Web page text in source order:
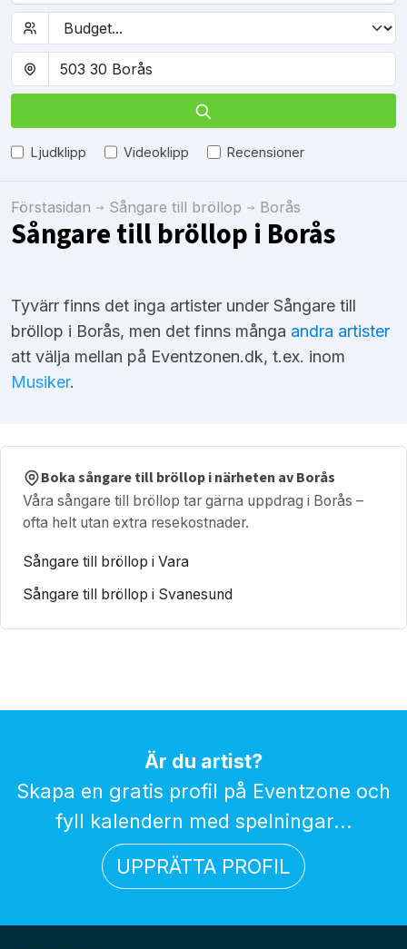
Ljudklipp Videoklipp Recensioner
Förstasidan Sångare till bröllop Borås
Sångare till bröllop i Borås
Tyvärr finns det inga artister under Sångare till
bröllop i Borås, men det finns många andra artister
att välja mellan på Eventzonen.dk, t.ex. inom
Musiker.
Boka sångare till bröllop i närheten av Borås
Våra sångare till bröllop tar gärna uppdrag i Borås –
ofta helt utan extra resekostnader.
Sångare till bröllop i Vara
Sångare till bröllop i Svanesund
Är du artist?
Skapa en gratis profil på Eventzone och
fyll kalendern med spelningar...
UPPRÄTTA PROFIL